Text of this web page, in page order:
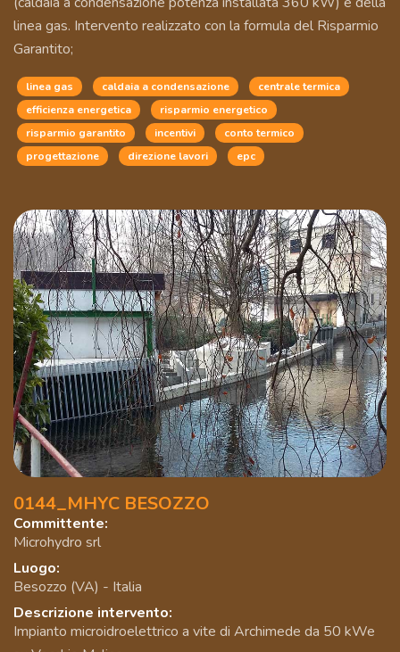
linea gas. Intervento realizzato con la formula del Risparmio
Garantito;
linea gas caldaia a condensazione
centrale termica
efficienza energetica
risparmio energetico
risparmio garantito
incentivi
conto termico
progettazione
direzione lavori epc
0144_MHYC BESOZZO
Committente:
Microhydro srl
Luogo:
Besozzo (VA) - Italia
Descrizione intervento:
Impianto microidroelettrico a vite di Archimede da 50 kWe